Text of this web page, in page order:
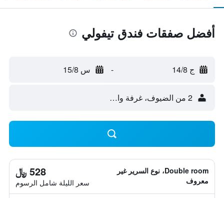
أفضل صفقات فندق تيفولي
ج 14/8 - س 15/8
2 من الضيوف، غرفة واحدة
Double room، نوع السرير غير
معروف
528 ﷼
سعر الليلة شامل الرسوم